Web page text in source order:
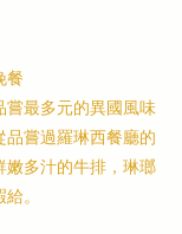
餐
嘗最多元的異國風味
嘗過羅琳西餐廳的
嫩多汁的牛排，琳瑯
。